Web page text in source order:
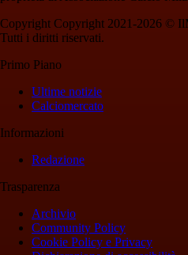
Copyright Copyright 2021-2026 ©
Tutti i diritti riservati.
Primo Piano
Ultime notizie
Calciomercato
Informazioni
Redazione
Trasparenza
Archivio
Community Policy
Cookie Policy e Privacy